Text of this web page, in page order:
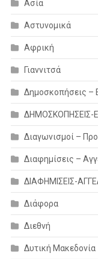
Ασία
Αστυνομικά
Αφρική
Γιαννιτσά
Δημοσκοπήσεις –
ΔΗΜΟΣΚΟΠΗΣΕΙΣ-
Διαγωνισμοί –
Διαφημίσεις –
ΔΙΑΦΗΜΙΣΕΙΣ-
Διάφορα
Διεθνή
Δυτική Μακεδονία